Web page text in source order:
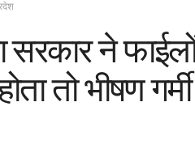
सरकार ने
तो भीषण